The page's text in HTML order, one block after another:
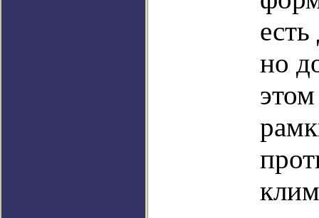
но